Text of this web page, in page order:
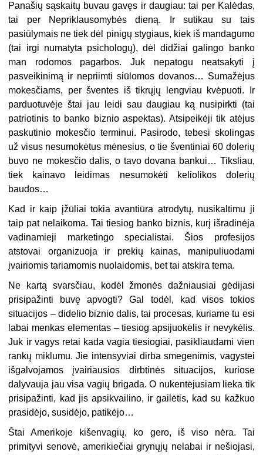
Panašių sąskaitų buvau gavęs ir daugiau: tai per Kalėdas,
tai per Nepriklausomybės dieną. Ir sutikau su tais
pasiūlymais ne tiek dėl pinigų stygiaus, kiek iš mandagumo
(tai irgi numatyta psichologų), dėl didžiai galingo banko
man rodomos pagarbos. Juk nepatogu neatsakyti į
pasveikinimą ir nepriimti siūlomos dovanos… Sumažėjus
mokesčiams, per šventes iš tikrųjų lengviau kvėpuoti. Ir
parduotuvėje štai jau leidi sau daugiau ką nusipirkti (tai
patriotinis to banko biznio aspektas). Atsipeikėji tik atėjus
paskutinio mokesčio terminui. Pasirodo, tebesi skolingas
už visus nesumokėtus mėnesius, o tie šventiniai 60 dolerių
buvo ne mokesčio dalis, o tavo dovana bankui… Tiksliau,
tiek kainavo leidimas nesumokėti keliolikos dolerių
baudos…
Kad ir kaip įžūliai tokia avantiūra atrodytų, nusikaltimu ji
taip pat nelaikoma. Tai tiesiog banko biznis, kurį išradinėja
vadinamieji marketingo specialistai. Šios profesijos
atstovai organizuoja ir prekių kainas, manipuliuodami
įvairiomis tariamomis nuolaidomis, bet tai atskira tema.
Ne kartą svarsčiau, kodėl žmonės dažniausiai gėdijasi
prisipažinti buvę apvogti? Gal todėl, kad visos tokios
situacijos – didelio biznio dalis, tai procesas, kuriame tu esi
labai menkas elementas – tiesiog apsijuokėlis ir nevykėlis.
Juk ir vagys retai kada vagia tiesiogiai, pasikliaudami vien
rankų miklumu. Jie intensyviai dirba smegenimis, vagystei
išgalvojamos įvairiausios dirbtinės situacijos, kuriose
dalyvauja jau visa vagių brigada. O nukentėjusiam lieka tik
prisipažinti, kad jis apsikvailino, ir gailėtis, kad su kažkuo
prasidėjo, susidėjo, patikėjo…
Štai Amerikoje kišenvagių, ko gero, iš viso nėra. Tai
primityvi senovė, amerikiečiai grynųjų nelabai ir nešiojasi,